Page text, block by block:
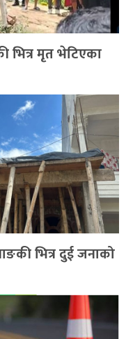
भित्र मृत भेटिएका
भित्र दुई जनाको